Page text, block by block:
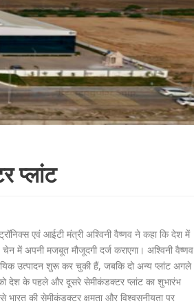
प्लांट
एवं आईटी मंत्री अश्विनी वैष्णव ने कहा कि देश में
में अपनी मजबूत मौजूदगी दर्ज कराएगा। अश्विनी वैष्णव
उत्पादन शुरू कर चुकी हैं, जबकि दो अन्य प्लांट अगले
देश के पहले और दूसरे सेमीकंडक्टर प्लांट का शुभारंभ
की सेमीकंडक्टर क्षमता और विश्वसनीयता पर